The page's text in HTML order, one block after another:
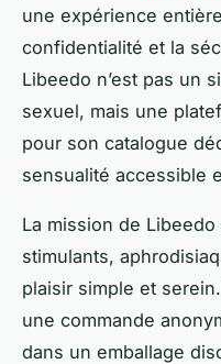
une expérience
confidentialité et la
Libeedo n’est pas un
sexuel, mais une
pour son catalogue
sensualité accessible
La mission de
stimulants,
plaisir simple et
une commande
dans un emballage